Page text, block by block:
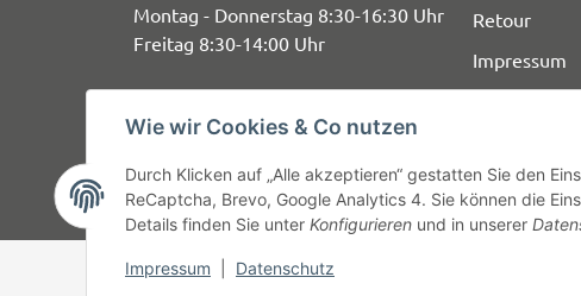
Wie wir Cookies & Co nutzen
Durch Klicken auf „Alle akzeptieren“ gestatten Sie den
ReCaptcha, Brevo, Google Analytics 4. Sie können die
Details finden Sie unter Konfigurieren und in unserer
Impressum Datenschutz
Montag - Donnerstag 8:30-16:30 Uhr
Freitag 8:30-14:00 Uhr
Retour
Impressum